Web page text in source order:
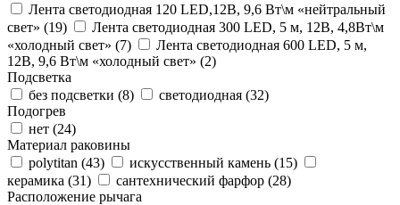
Лента светодиодная 120 LED,12В, 9,6 Вт\м «нейтральный
свет» (19)
Лента светодиодная 300 LED, 5 м, 12В, 4,8Вт\м
«холодный свет» (7)
Лента светодиодная 600 LED, 5 м,
12В, 9,6 Вт\м «холодный свет» (2)
Подсветка
без подсветки (8) светодиодная (32)
Подогрев
нет (24)
Материал раковины
polytitan (43) искусственный камень (15)
керамика (31) сантехнический фарфор (28)
Расположение рычага